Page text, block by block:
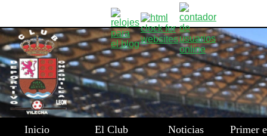
Inicio El Club Noticias Primer